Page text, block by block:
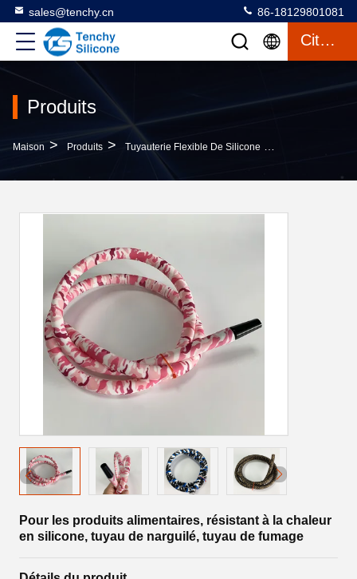
sales@tenchy.cn 86-18129801081
Citation
Produits
Maison > Produits > Tuyauterie Flexible De Silicone >
Pour les produits alimentaires, résistant à la chaleur
en silicone, tuyau de narguilé, tuyau de fumage